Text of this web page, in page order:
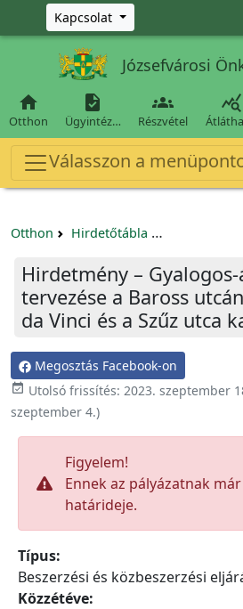
Ugrás a fő tartalomra
Kapcsolat
Józsefvárosi

Otthon

Ügyintéz…

Részvétel

Válasszon a
Otthon Hirdetőtábla
Hirdetmény –
tervezése a Baross
da Vinci és a Szűz utca
Megosztás Facebook-on
 Utolsó frissítés: 2023. szeptember
szeptember 4.)
Figyelem!
Ennek az pályázatnak
határideje.
Típus:
Beszerzési és közbeszerzési
Közzétéve: